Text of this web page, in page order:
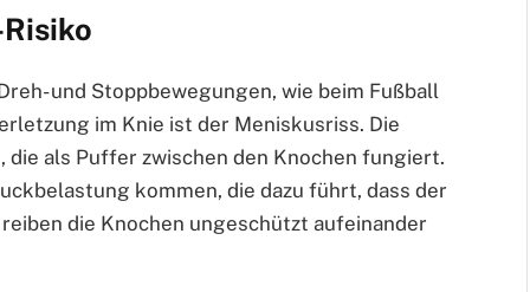
und Stoppbewegungen, wie beim Fußball
im Knie ist der Meniskusriss. Die
als Puffer zwischen den Knochen fungiert.
kommen, die dazu führt, dass der
die Knochen ungeschützt aufeinander